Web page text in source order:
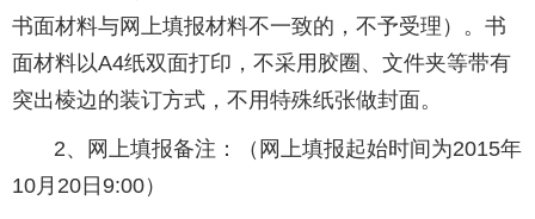
书面材料与网上填报材料不一致的，不予受理）。书
面材料以A4纸双面打印，不采用胶圈、文件夹等带有
突出棱边的装订方式，不用特殊纸张做封面。
2、网上填报备注：（网上填报起始时间为2015年
10月20日9:00）